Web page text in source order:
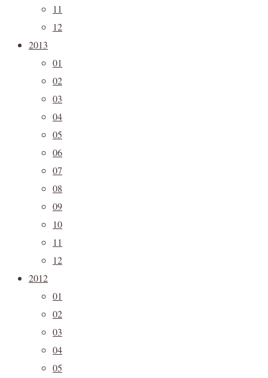
11
12
2013
01
02
03
04
05
06
07
08
09
10
11
12
2012
01
02
03
04
05